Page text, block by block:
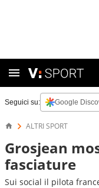
Seguici su: Google
ALTRI SPORT
Grosjean
fasciature
Sui social il pilota